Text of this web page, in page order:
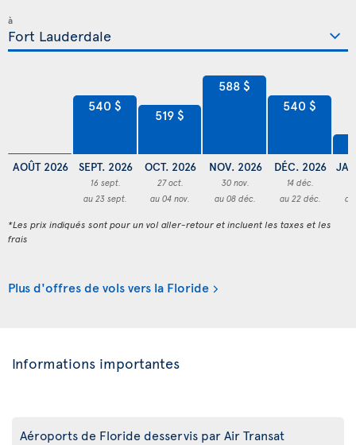
à
AOÛT 2026
540 $
SEPT. 2026
16 sept.
au 23 sept.
519 $
OCT. 2026
27 oct.
au 04 nov.
588 $
NOV. 2026
30 nov.
au 08 déc.
540 $
DÉC. 2026
14 déc.
au 22 déc.
*Les prix indiqués sont pour un vol aller-retour et incluent les taxes et les
frais
Plus d'offres de vols vers la Floride
Informations importantes
Aéroports de Floride desservis par Air Transat